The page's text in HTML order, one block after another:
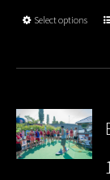
Select options